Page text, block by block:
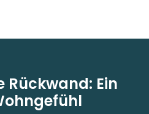
Rückwand: Ein